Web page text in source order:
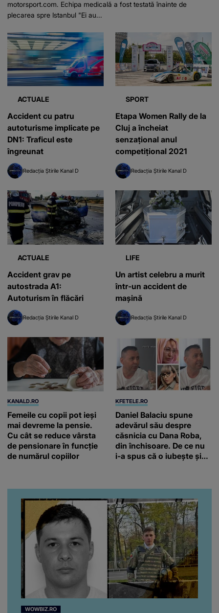
motorsport.com. Echipa medicală a fost testată înainte de
plecarea spre Istanbul "Ei au...
ACTUALE
Accident cu patru
autoturisme implicate pe
DN1: Traficul este
îngreunat
Redacția Știrile Kanal D
SPORT
Etapa Women Rally de la
Cluj a încheiat
senzaṭional anul
competiṭional 2021
Redacția Știrile Kanal D
ACTUALE
Accident grav pe
autostrada A1:
Autoturism în flăcări
Redacția Știrile Kanal D
LIFE
Un artist celebru a murit
într-un accident de
mașină
Redacția Știrile Kanal D
KANALD.RO
Femeile cu copii pot ieși
mai devreme la pensie.
Cu cât se reduce vârsta
de pensionare în funcție
de numărul copiilor
KFETELE.RO
Daniel Balaciu spune
adevărul său despre
căsnicia cu Dana Roba,
din închisoare. De ce nu
i-a spus că o iubește și
“Am suflet mare. Eu am
ajutat-o.”
WOWBIZ.RO